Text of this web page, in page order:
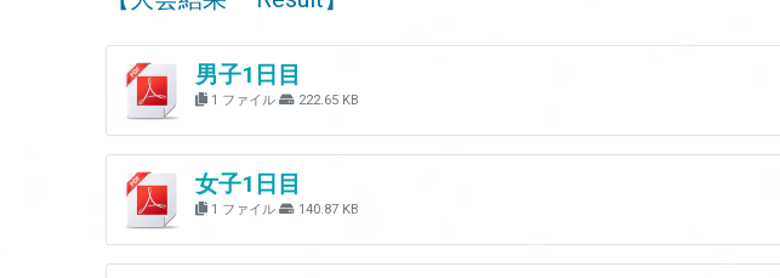
男子1日目
1 ファイル 222.65 KB
女子1日目
1 ファイル 140.87 KB